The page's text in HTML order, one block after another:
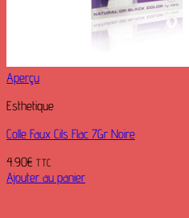
Aperçu
Esthetique
Colle Faux Cils Flac 7Gr Noire
4.90€ TTC
Ajouter au panier